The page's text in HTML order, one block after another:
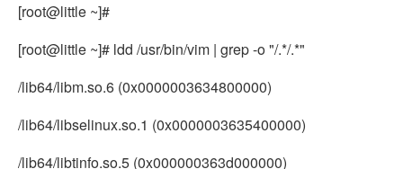
[root@little ~]#
[root@little ~]# ldd /usr/bin/vim | grep -o "/.*/.*"
/lib64/libm.so.6 (0x0000003634800000)
/lib64/libselinux.so.1 (0x0000003635400000)
/lib64/libtinfo.so.5 (0x000000363d000000)